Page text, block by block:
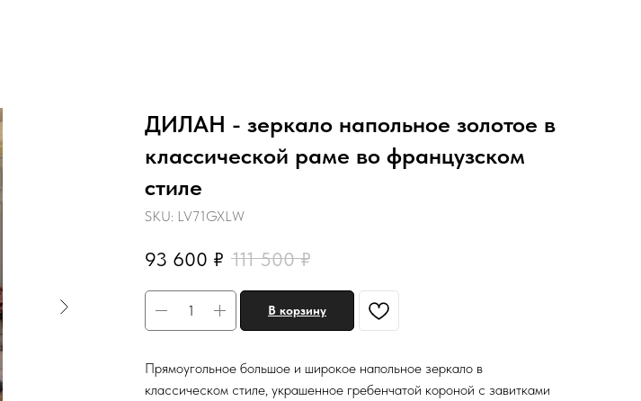
ДИЛАН - зеркало напольное золотое в
классической раме во французском
стиле
SKU: LV71GXLW
93 600 ₽ 111 500 ₽
В корзину
Прямоугольное большое и широкое напольное зеркало в
классическом стиле, украшенное гребенчатой короной с завитками